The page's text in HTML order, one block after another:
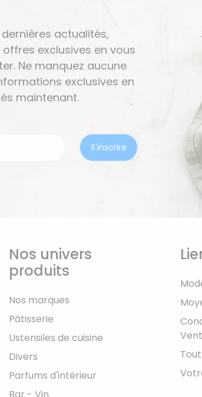
actualités,
exclusives en vous
Ne manquez aucune
exclusives en
maintenant.
Nos univers
produits
Nos marques
Pâtisserie
Ustensiles de cuisine
Divers
Parfums d'intérieur
Bar - Vin